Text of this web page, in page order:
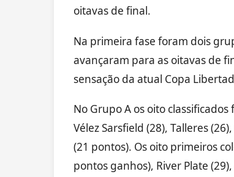
oitavas de final.
Na primeira fase foram dois
avançaram para as oitavas de
sensação da atual Copa
No Grupo A os oito
Vélez Sarsfield (28), Talleres
(21 pontos). Os oito primeiros
pontos ganhos), River Plate